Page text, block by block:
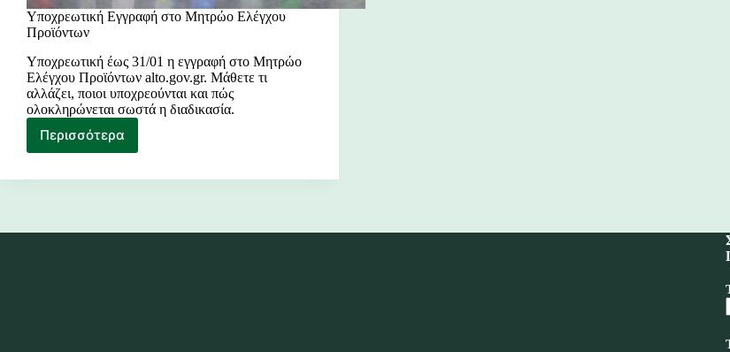
Υποχρεωτική Εγγραφή στο Μητρώο Ελέγχου
Προϊόντων
Υποχρεωτική έως 31/01 η εγγραφή στο Μητρώο
Ελέγχου Προϊόντων alto.gov.gr. Μάθετε τι
αλλάζει, ποιοι υποχρεούνται και πώς
ολοκληρώνεται σωστά η διαδικασία.
Περισσότερα
Υποχρεωτική
στο